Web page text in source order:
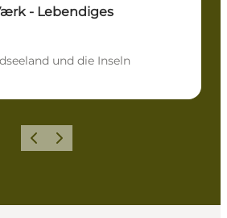
- Lebendiges
und die Inseln
ZurückWeiter